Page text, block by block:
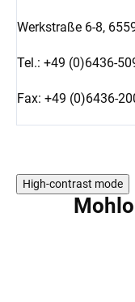
Werkstraße 6-8,
Tel.: +49 (0)6436-
Fax: +49 (0)6436-
High-contrast mode